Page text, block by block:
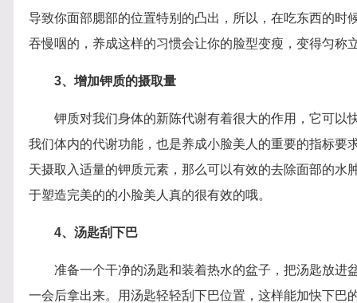
导致你面部腮部的位置特别的凸出，所以，在吃东西的时
吞慢咽的，养成这样的习惯会让你的脸型变瘦，变得匀称
3、增加钾质的摄取量
钾质对我们身体的新陈代谢有着很大的作用，它可以
我们体内的代谢功能，也是养成小脸美人的重要的指标要
天摄取入适量的钾质元素，那么可以有效的去除面部的水
于塑造完美的的小脸美人真的很有效的哦。
4、汤匙刮下巴
准备一个干净的汤匙和装着热水的盆子，把汤匙放进
一会后拿出来。用汤匙轻轻刮下巴位置，这样能加快下巴